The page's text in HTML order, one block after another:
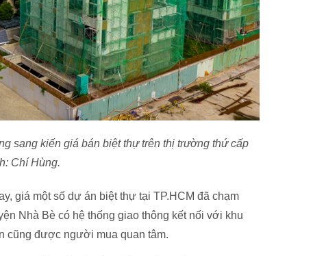
sang kiến giá bán biệt thự trên thị trường thứ cấp
Chí Hùng.
giá một số dự án biệt thự tại TP.HCM đã chạm
Nhà Bè có hệ thống giao thông kết nối với khu
cũng được người mua quan tâm.